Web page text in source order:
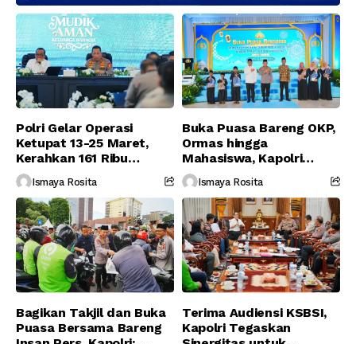
Polri Gelar Operasi
Ketupat 13-25 Maret,
Kerahkan 161 Ribu
Personel Gabungan
Ismaya Rosita
Buka Puasa Bareng OKP,
Ormas hingga
Mahasiswa, Kapolri
Serukan Jaga
Persatuan-Dukung
Program Pemerintah
Ismaya Rosita
Bagikan Takjil dan Buka
Puasa Bersama Bareng
Terima Audiensi KSBSI,
Kapolri Tegaskan